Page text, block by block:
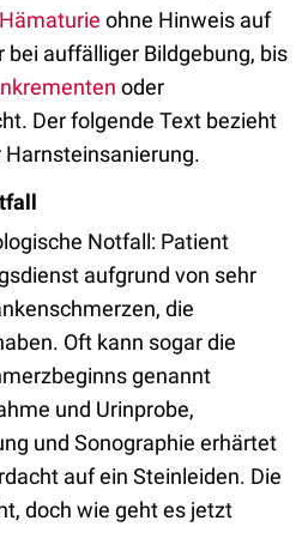
Hämaturie ohne Hinweis auf
bei auffälliger Bildgebung, bis
oder
Der folgende Text bezieht
Harnsteinsanierung.
Notfall: Patient
aufgrund von sehr
die
Oft kann sogar die
genannt
und Urinprobe,
und Sonographie erhärtet
auf ein Steinleiden. Die
doch wie geht es jetzt